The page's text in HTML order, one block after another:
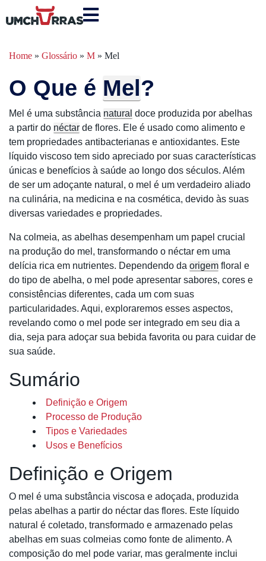
Home » Glossário » M » Mel
O Que é Mel ?
Mel é uma substância natural doce produzida por abelhas
a partir do néctar de flores. Ele é usado como alimento e
tem propriedades antibacterianas e antioxidantes. Este
líquido viscoso tem sido apreciado por suas características
únicas e benefícios à saúde ao longo dos séculos. Além
de ser um adoçante natural, o mel é um verdadeiro aliado
na culinária, na medicina e na cosmética, devido às suas
diversas variedades e propriedades.
Na colmeia, as abelhas desempenham um papel crucial
na produção do mel, transformando o néctar em uma
delícia rica em nutrientes. Dependendo da origem floral e
do tipo de abelha, o mel pode apresentar sabores, cores e
consistências diferentes, cada um com suas
particularidades. Aqui, exploraremos esses aspectos,
revelando como o mel pode ser integrado em seu dia a
dia, seja para adoçar sua bebida favorita ou para cuidar de
sua saúde.
Sumário
Definição e Origem
Processo de Produção
Tipos e Variedades
Usos e Benefícios
Definição e Origem
O mel é uma substância viscosa e adoçada, produzida
pelas abelhas a partir do néctar das flores. Este líquido
natural é coletado, transformado e armazenado pelas
abelhas em suas colmeias como fonte de alimento. A
composição do mel pode variar, mas geralmente inclui